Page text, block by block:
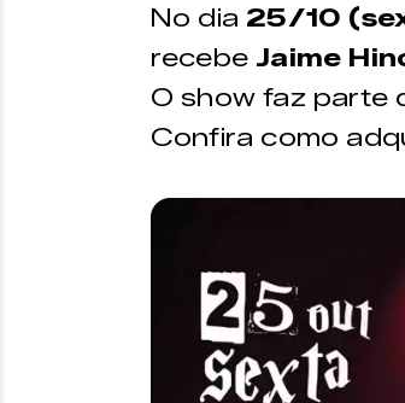
Geral –
No dia 25/10
recebe Jaime
O show faz parte
Confira como